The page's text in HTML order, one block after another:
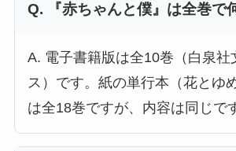
Q. 『赤ちゃんと僕』は全巻で
A. 電子書籍版は全10巻（白泉社
ス）です。紙の単行本（花とゆ
は全18巻ですが、内容は同じで